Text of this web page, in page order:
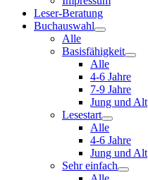
Leser-Beratung
Buchauswahl
Alle
Basisfähigkeit
Alle
4-6 Jahre
7-9 Jahre
Jung und Alt
Lesestart
Alle
4-6 Jahre
Jung und Alt
Sehr einfach